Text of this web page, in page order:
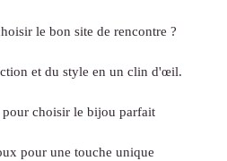
le bon site de rencontre ?
et du style en un clin d'œil.
choisir le bijou parfait
pour une touche unique